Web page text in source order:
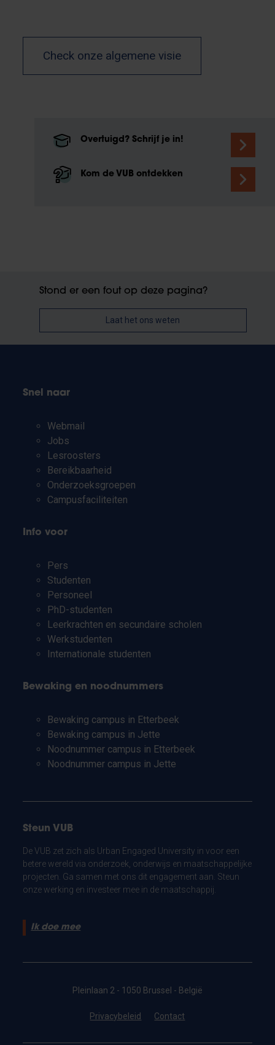
Check onze algemene visie
Overtuigd? Schrijf je in!
Kom de VUB ontdekken
Stond er een fout op deze pagina?
Laat het ons weten
Snel naar
Webmail
Jobs
Lesroosters
Bereikbaarheid
Onderzoeksgroepen
Campusfaciliteiten
Info voor
Pers
Studenten
Personeel
PhD-studenten
Leerkrachten en secundaire scholen
Werkstudenten
Internationale studenten
Bewaking en noodnummers
Bewaking campus in Etterbeek
Bewaking campus in Jette
Noodnummer campus in Etterbeek
Noodnummer campus in Jette
Steun VUB
De VUB zet zich als Urban Engaged University in voor een
betere wereld via onderzoek, onderwijs en maatschappelijke
projecten. Ga samen met ons dit engagement aan. Steun
onze werking en investeer mee in de maatschappij.
Ik doe mee
Pleinlaan 2 - 1050 Brussel - België
Privacybeleid Contact